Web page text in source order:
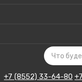
+7 (8552) 33-64-80